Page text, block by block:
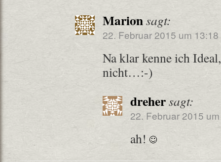
Marionsagt:
22. Februar 2015 um 13:18
Na klar kenne ich
nicht…:-)
drehersagt:
22. Februar 2015
ah!